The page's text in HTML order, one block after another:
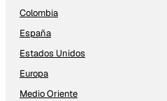
Colombia
España
Estados Unidos
Europa
Medio Oriente